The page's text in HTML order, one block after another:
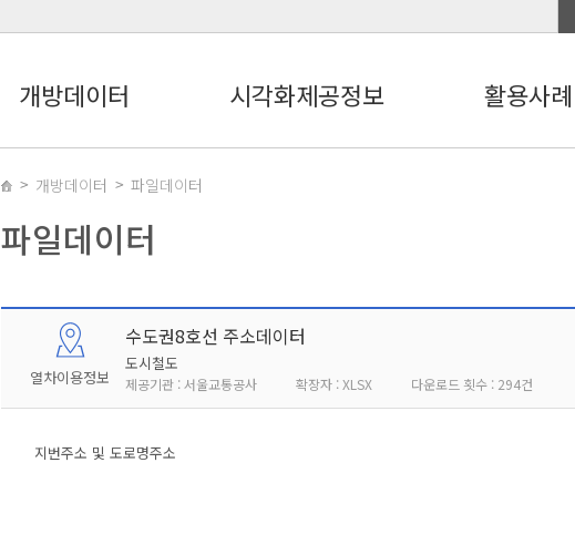
개방데이터 시각화제공정보 활용사례
개방데이터 파일데이터
파일데이터
열차이용정보
수도권8호선 주소데이터
도시철도
제공기관 : 서울교통공사 확장자 : XLSX 다운로드 횟수 : 294건
지번주소 및 도로명주소